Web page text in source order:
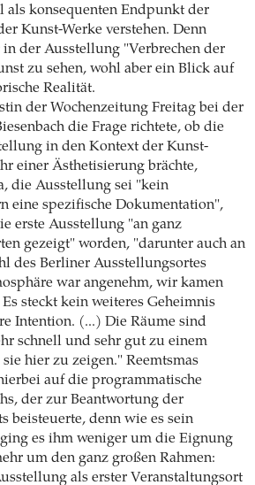
als konsequenten Endpunkt der
Kunst-Werke verstehen. Denn
der Ausstellung "Verbrechen der
zu sehen, wohl aber ein Blick auf
Realität.
der Wochenzeitung Freitag bei der
die Frage richtete, ob die
in den Kontext der Kunst-
einer Ästhetisierung brächte,
die Ausstellung sei "kein
eine spezifische Dokumentation",
erste Ausstellung "an ganz
gezeigt" worden, "darunter auch an
des Berliner Ausstellungsortes
war angenehm, wir kamen
steckt kein weiteres Geheimnis
Intention. (...) Die Räume sind
schnell und sehr gut zu einem
hier zu zeigen." Reemtsmas
auf die programmatische
der zur Beantwortung der
beisteuerte, denn wie es sein
es ihm weniger um die Eignung
um den ganz großen Rahmen:
als erster Veranstaltungsort